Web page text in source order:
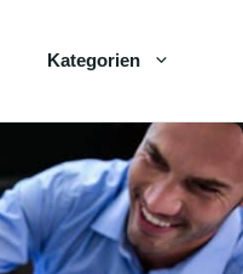
Kategorien